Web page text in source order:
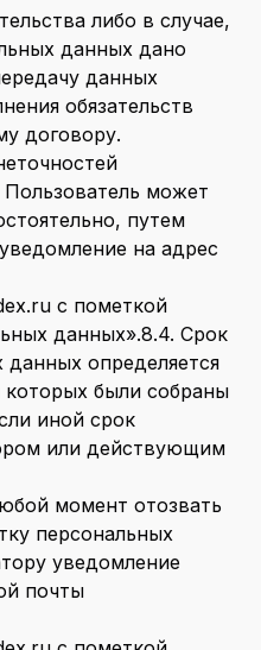
либо в случае,
данных дано
данных
обязательств
договору.
может
путем
на адрес
с пометкой
данных».8.4. Срок
данных определяется
были собраны
иной срок
или действующим
момент отозвать
персональных
уведомление
почты